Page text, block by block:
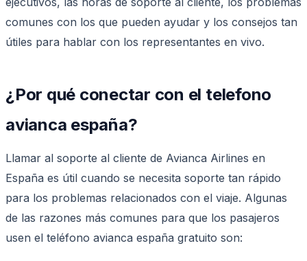
comunes con los que pueden ayudar y los consejos tan
útiles para hablar con los representantes en vivo.
¿Por qué conectar con el telefono
avianca españa?
Llamar al soporte al cliente de Avianca Airlines en
España es útil cuando se necesita soporte tan rápido
para los problemas relacionados con el viaje. Algunas
de las razones más comunes para que los pasajeros
usen el teléfono avianca españa gratuito son: